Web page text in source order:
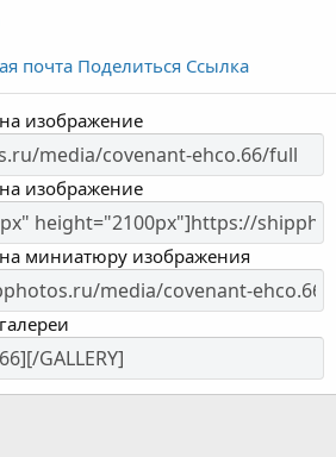
почта Поделиться Ссылка
изображение
изображение
миниатюру изображения